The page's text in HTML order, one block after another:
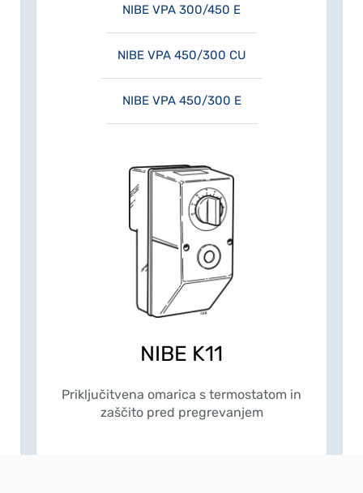
NIBE VPA 300/450 E
NIBE VPA 450/300 CU
NIBE VPA 450/300 E
NIBE K11
Priključitvena omarica s termostatom in
zaščito pred pregrevanjem